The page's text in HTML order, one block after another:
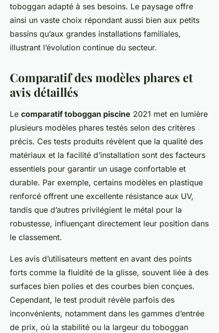
toboggan adapté à ses besoins. Le paysage offre
ainsi un vaste choix répondant aussi bien aux petits
bassins qu’aux grandes installations familiales,
illustrant l’évolution continue du secteur.
Comparatif des modèles phares et
avis détaillés
Le comparatif toboggan piscine 2021 met en lumière
plusieurs modèles phares testés selon des critères
précis. Ces tests produits révèlent que la qualité des
matériaux et la facilité d’installation sont des facteurs
essentiels pour garantir un usage confortable et
durable. Par exemple, certains modèles en plastique
renforcé offrent une excellente résistance aux UV,
tandis que d’autres privilégient le métal pour la
robustesse, influençant directement leur position dans
le classement.
Les avis d’utilisateurs mettent en avant des points
forts comme la fluidité de la glisse, souvent liée à des
surfaces bien polies et des courbes bien conçues.
Cependant, le test produit révèle parfois des
inconvénients, notamment dans les gammes d’entrée
de prix, où la stabilité ou la largeur du toboggan